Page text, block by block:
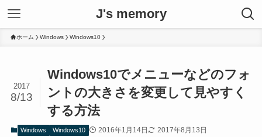
J's memory
ホーム Windows Windows10
Windows10でメニューなどのフォ
ントの大きさを変更して見やすく
する方法
2017
8/13
Windows Windows10 2016年1月14日 2017年8月13日